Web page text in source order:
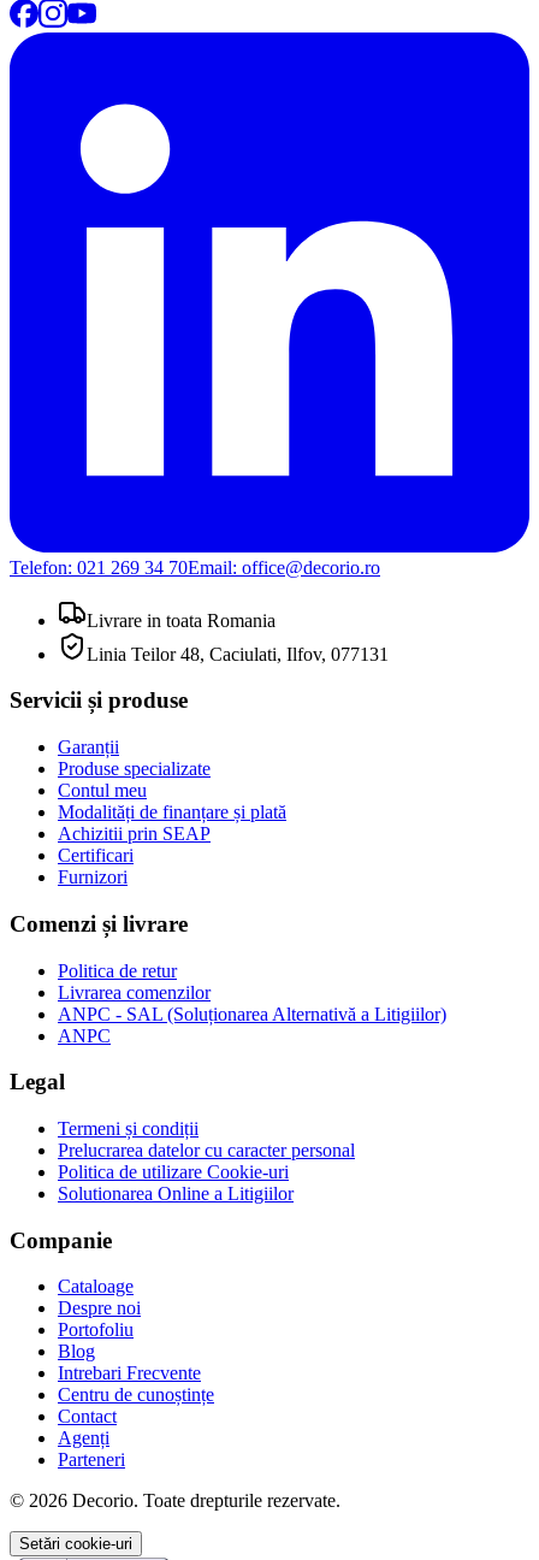
Telefon: 021 269 34 70Email: office@decorio.ro
Livrare in toata Romania
Linia Teilor 48, Caciulati, Ilfov, 077131
Servicii și produse
Garanții
Produse specializate
Contul meu
Modalități de finanțare și plată
Achizitii prin SEAP
Certificari
Furnizori
Comenzi și livrare
Politica de retur
Livrarea comenzilor
ANPC - SAL (Soluționarea Alternativă a Litigiilor)
ANPC
Legal
Termeni și condiții
Prelucrarea datelor cu caracter personal
Politica de utilizare Cookie-uri
Solutionarea Online a Litigiilor
Companie
Cataloage
Despre noi
Portofoliu
Blog
Intrebari Frecvente
Centru de cunoștințe
Contact
Agenți
Parteneri
© 2026 Decorio. Toate drepturile rezervate.
Setări cookie-uri